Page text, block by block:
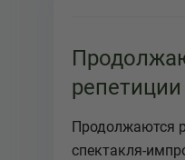
актерами
проекта
Продолжаются
спектакля-